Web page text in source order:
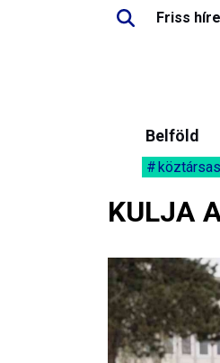
Friss
Belföld
KULJA